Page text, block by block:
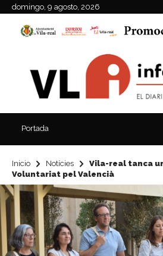
domingo, 9 agosto, 2026
Portada
Inicio Notícies
Vila-real tanca
Voluntariat pel Valencià